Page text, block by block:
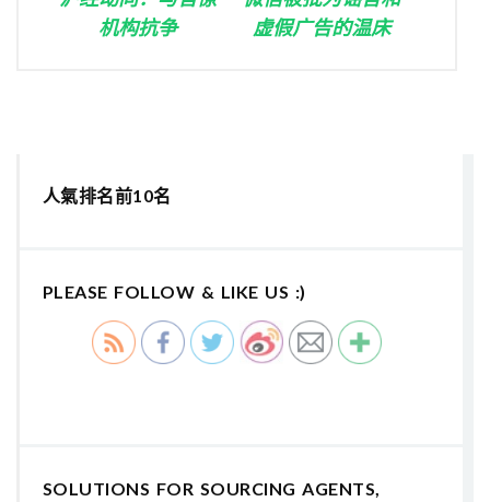
机构抗争
虚假广告的温床
人氣排名前10名
PLEASE FOLLOW & LIKE US :)
SOLUTIONS FOR SOURCING AGENTS,